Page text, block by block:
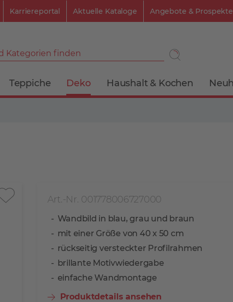
Karriereportal Aktuelle Kataloge Angebote & Prospekte
Kategorien finden
Teppiche Deko Haushalt & Kochen
Art.-Nr. 001778006727000
Wandbild in blau, grau und braun
mit einer Größe von 40 x 50 cm
rückseitig versteckter Profilrahmen
brillante Motivwiedergabe
einfache Wandmontage
Produktdetails ansehen